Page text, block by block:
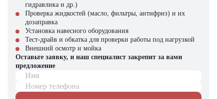
Отличное соотношение цены и функциональности в своем
классе
Компания "ЦТО" – официальный дилер техники TRF,
предлагающий новые модели складского оборудования с гарантией.
У нас вы найдете: широкий выбор спецтехники, вилочных
погрузчиков, малой складской техники, навесного оборудования,
запчасти для долгосрочной эксплуатации, профессиональные
консультации по выбору техники.
гидравлика и др.)
Проверка жидкостей (масло, фильтры, антифриз) и их
дозаправка
Установка навесного оборудования
Тест-драйв и обкатка для проверки работы под нагрузкой
Внешний осмотр и мойка
Оставьте заявку, и наш специалист закрепит за вами
предложение
Имя
Номер телефона